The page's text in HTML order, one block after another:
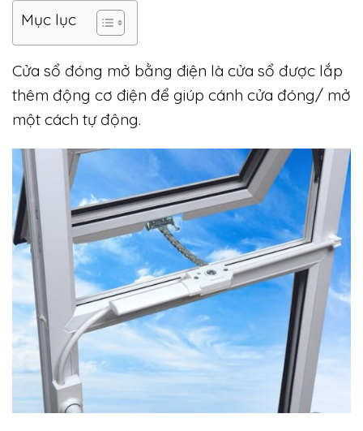
Mục lục
Cửa sổ đóng mở bằng điện là cửa sổ được lắp
thêm động cơ điện để giúp cánh cửa đóng/ mở
một cách tự động.